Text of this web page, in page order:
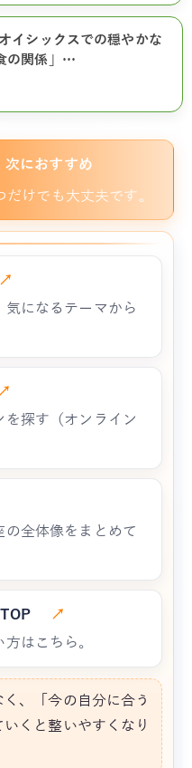
イシックスでの穏やかな
の関係」…
次におすすめ
けでも大丈夫です。
↗
になるテーマから
探す（オンライン
全体像をまとめて
TOP
↗
はこちら。
、「今の自分に合う
くと整いやすくなり